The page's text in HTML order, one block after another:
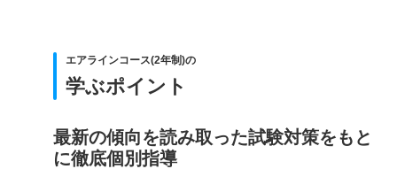
エアラインコース(2年制)の
学ぶポイント
最新の傾向を読み取った試験対策をもと
に徹底個別指導